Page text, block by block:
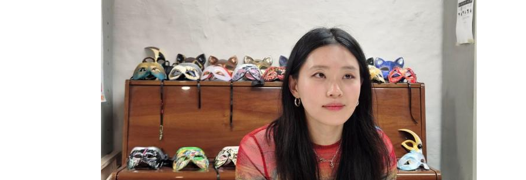
확
대